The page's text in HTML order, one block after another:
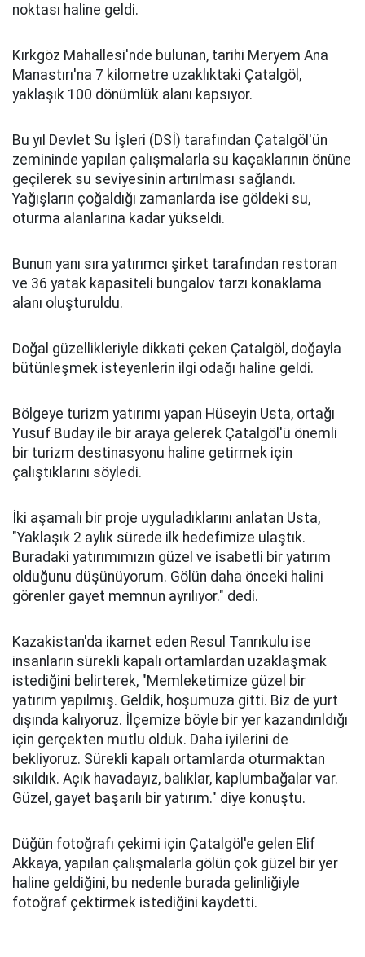
noktası haline geldi.
Kırkgöz Mahallesi'nde bulunan, tarihi Meryem Ana
Manastırı'na 7 kilometre uzaklıktaki Çatalgöl,
yaklaşık 100 dönümlük alanı kapsıyor.
Bu yıl Devlet Su İşleri (DSİ) tarafından Çatalgöl'ün
zemininde yapılan çalışmalarla su kaçaklarının önüne
geçilerek su seviyesinin artırılması sağlandı.
Yağışların çoğaldığı zamanlarda ise göldeki su,
oturma alanlarına kadar yükseldi.
Bunun yanı sıra yatırımcı şirket tarafından restoran
ve 36 yatak kapasiteli bungalov tarzı konaklama
alanı oluşturuldu.
Doğal güzellikleriyle dikkati çeken Çatalgöl, doğayla
bütünleşmek isteyenlerin ilgi odağı haline geldi.
Bölgeye turizm yatırımı yapan Hüseyin Usta, ortağı
Yusuf Buday ile bir araya gelerek Çatalgöl'ü önemli
bir turizm destinasyonu haline getirmek için
çalıştıklarını söyledi.
İki aşamalı bir proje uyguladıklarını anlatan Usta,
"Yaklaşık 2 aylık sürede ilk hedefimize ulaştık.
Buradaki yatırımımızın güzel ve isabetli bir yatırım
olduğunu düşünüyorum. Gölün daha önceki halini
görenler gayet memnun ayrılıyor." dedi.
Kazakistan'da ikamet eden Resul Tanrıkulu ise
insanların sürekli kapalı ortamlardan uzaklaşmak
istediğini belirterek, "Memleketimize güzel bir
yatırım yapılmış. Geldik, hoşumuza gitti. Biz de yurt
dışında kalıyoruz. İlçemize böyle bir yer kazandırıldığı
için gerçekten mutlu olduk. Daha iyilerini de
bekliyoruz. Sürekli kapalı ortamlarda oturmaktan
sıkıldık. Açık havadayız, balıklar, kaplumbağalar var.
Güzel, gayet başarılı bir yatırım." diye konuştu.
Düğün fotoğrafı çekimi için Çatalgöl'e gelen Elif
Akkaya, yapılan çalışmalarla gölün çok güzel bir yer
haline geldiğini, bu nedenle burada gelinliğiyle
fotoğraf çektirmek istediğini kaydetti.